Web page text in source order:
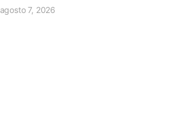
agosto 7, 2026